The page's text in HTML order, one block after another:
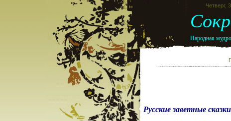
Четверг,
Народная
Русские заветные